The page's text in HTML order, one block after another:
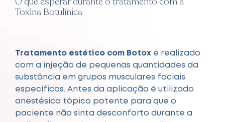
Toxina Botulínica
Tratamento estético com Botox é realizado
com a injeção de pequenas quantidades da
substância em grupos musculares faciais
específicos. Antes da aplicação é utilizado
anestésico tópico potente para que o
paciente não sinta desconforto durante a